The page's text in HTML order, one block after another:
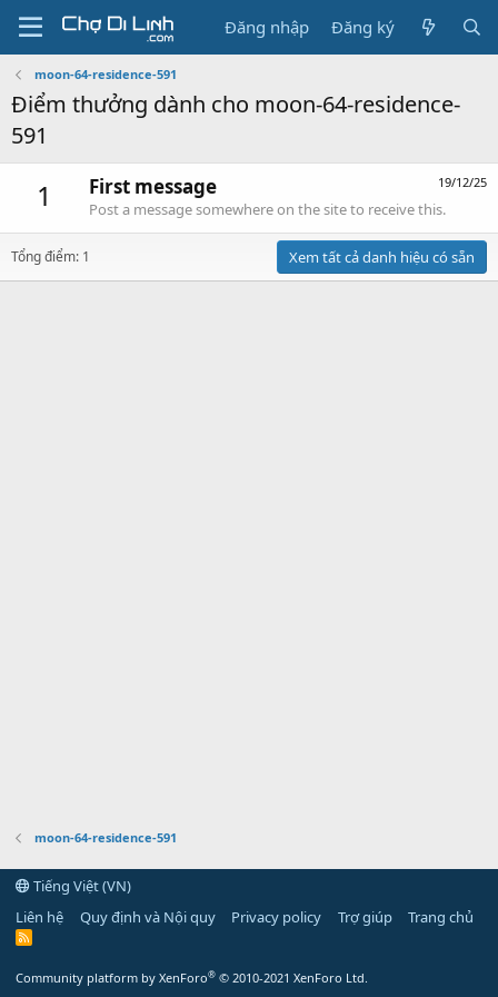
Đăng nhập Đăng ký
moon-64-residence-591
Điểm thưởng dành cho moon-64-residence-
591
1 19/12/25
First message
Post a message somewhere on the site to receive this.
Tổng điểm: 1 Xem tất cả danh hiệu có sẵn
moon-64-residence-591
Tiếng Việt (VN)
Liên hệ
Quy định và Nội quy Privacy policy Trợ giúp Trang chủ
R
Community platform by XenForo® © 2010-2021 XenForo Ltd.